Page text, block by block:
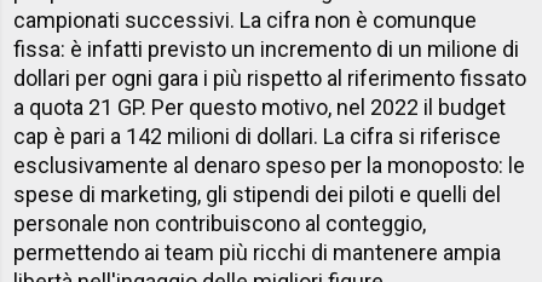
campionati successivi. La cifra non è comunque
fissa: è infatti previsto un incremento di un milione di
dollari per ogni gara i più rispetto al riferimento fissato
a quota 21 GP. Per questo motivo, nel 2022 il budget
cap è pari a 142 milioni di dollari. La cifra si riferisce
esclusivamente al denaro speso per la monoposto: le
spese di marketing, gli stipendi dei piloti e quelli del
personale non contribuiscono al conteggio,
permettendo ai team più ricchi di mantenere ampia